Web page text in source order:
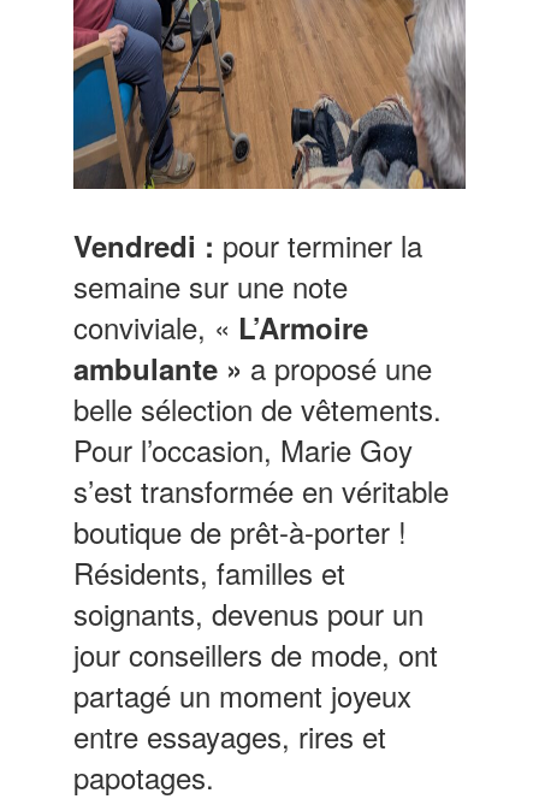
Vendredi : pour terminer la
semaine sur une note
conviviale, « L’Armoire
ambulante » a proposé une
belle sélection de vêtements.
Pour l’occasion, Marie Goy
s’est transformée en véritable
boutique de prêt-à-porter !
Résidents, familles et
soignants, devenus pour un
jour conseillers de mode, ont
partagé un moment joyeux
entre essayages, rires et
papotages.